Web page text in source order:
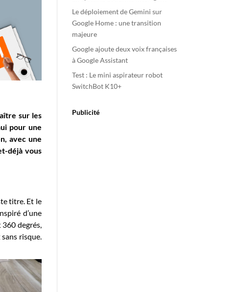
sur les
pour une
avec une
déjà vous
titre. Et le
d’une
degrés,
risque.
Le déploiement de Gemini sur
Google Home : une transition
majeure
Google ajoute deux voix françaises
à Google Assistant
Test : Le mini aspirateur robot
SwitchBot K10+
Publicité